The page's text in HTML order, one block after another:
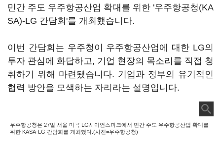
민간 주도 우주항공산업 확대를 위한 '우주항공청(KA
SA)-LG 간담회'를 개최했습니다.
이번 간담회는 우주청이 우주항공산업에 대한 LG의
투자 관심에 화답하고, 기업 현장의 목소리를 직접 청
취하기 위해 마련됐습니다. 기업과 정부의 유기적인
협력 방안을 모색하는 자리라는 설명입니다.
우주항공청은 27일 서울 마곡 LG사이언스파크에서 민간 주도 우주항공산업 확대를
위한 KASA-LG 간담회를 개최했다.(사진=우주항공청)